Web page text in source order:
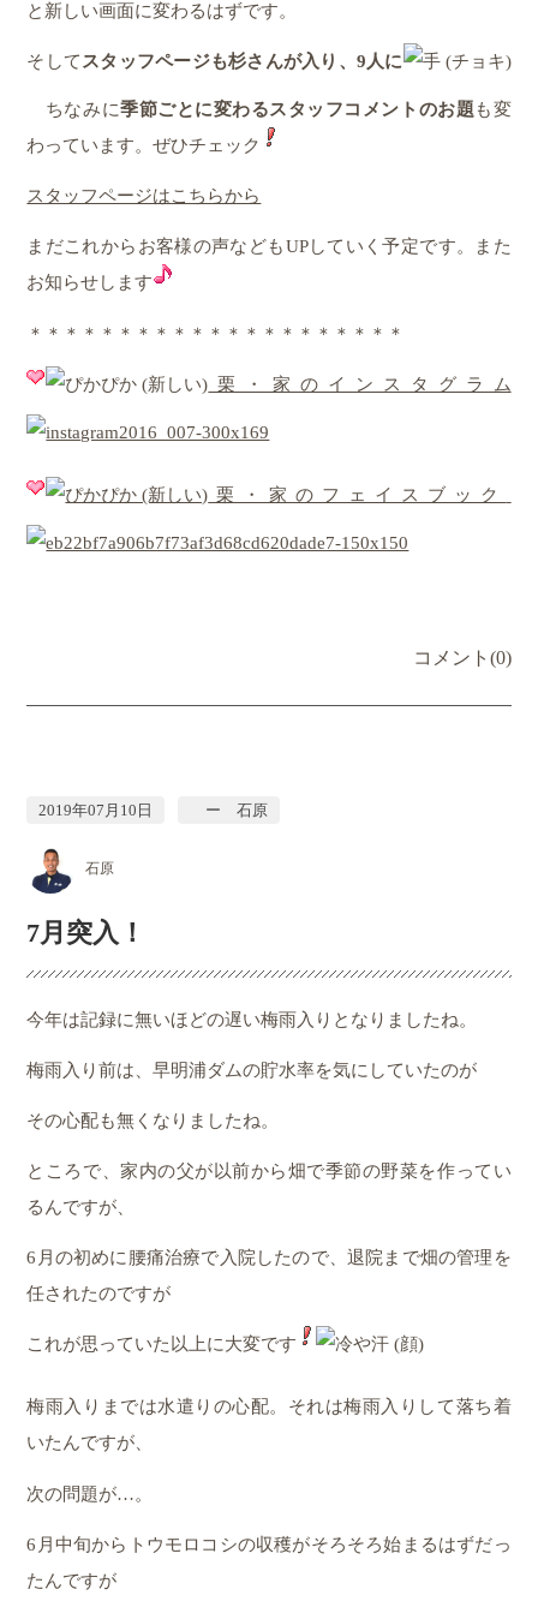
と新しい画面に変わるはずです。
そしてスタッフページも杉さんが入り、9人に
ちなみに季節ごとに変わるスタッフコメントのお題 も変
わっています。ぜひチェック
スタッフページはこちらから
まだこれからお客様の声などもUPしていく予定です。また
お知らせします
＊＊＊＊＊＊＊＊＊＊＊＊＊＊＊＊＊＊＊＊＊
栗・家のインスタグラム
栗・家のフェイスブック
コメント(0)
2019年07月10日 ー 石原
石原
7月突入！
今年は記録に無いほどの遅い梅雨入りとなりましたね。
梅雨入り前は、早明浦ダムの貯水率を気にしていたのが
その心配も無くなりましたね。
ところで、家内の父が以前から畑で季節の野菜を作ってい
るんですが、
6月の初めに腰痛治療で入院したので、退院まで畑の管理を
任されたのですが
これが思っていた以上に大変です
梅雨入りまでは水遣りの心配。それは梅雨入りして落ち着
いたんですが、
次の問題が…。
6月中旬からトウモロコシの収穫がそろそろ始まるはずだっ
たんですが